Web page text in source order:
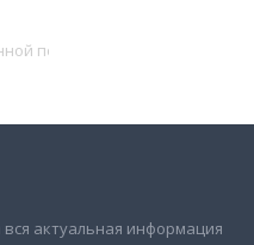
вся актуальная информация